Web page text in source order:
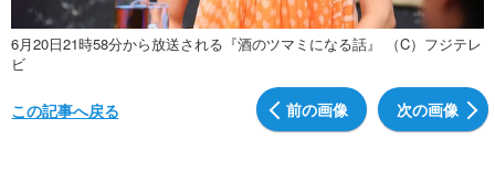
6月20日21時58分から放送される『酒のツマミになる話』 （C）フジテレ
ビ
前の画像 次の画像
この記事へ戻る